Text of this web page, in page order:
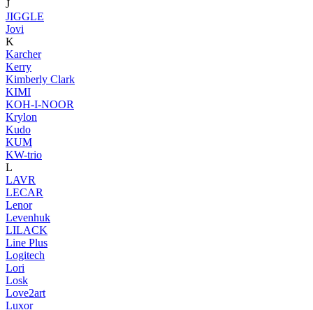
J
JIGGLE
Jovi
K
Karcher
Kerry
Kimberly Clark
KIMI
KOH-I-NOOR
Krylon
Kudo
KUM
KW-trio
L
LAVR
LECAR
Lenor
Levenhuk
LILACK
Line Plus
Logitech
Lori
Losk
Love2art
Luxor